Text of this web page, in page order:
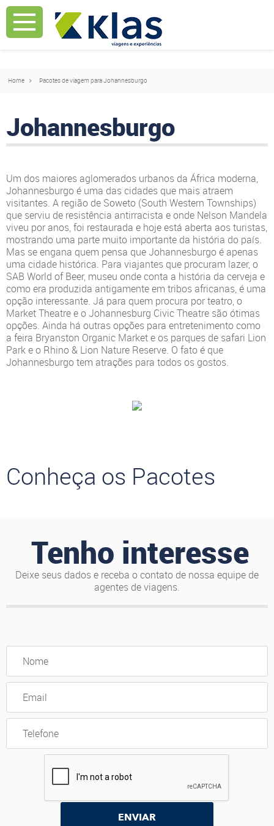
Mostrar Aviso
Home Pacotes de viagem para Johannesburgo
Johannesburgo
Um dos maiores aglomerados urbanos da África moderna,
Johannesburgo é uma das cidades que mais atraem
visitantes. A região de Soweto (South Western Townships)
que serviu de resistência antirracista e onde Nelson Mandela
viveu por anos, foi restaurada e hoje está aberta aos turistas,
mostrando uma parte muito importante da história do país.
Mas se engana quem pensa que Johannesburgo é apenas
uma cidade histórica. Para viajantes que procuram lazer, o
SAB World of Beer, museu onde conta a história da cerveja e
como era produzida antigamente em tribos africanas, é uma
opção interessante. Já para quem procura por teatro, o
Market Theatre e o Johannesburg Civic Theatre são ótimas
opções. Ainda há outras opções para entretenimento como
a feira Bryanston Organic Market e os parques de safari Lion
Park e o Rhino & Lion Nature Reserve. O fato é que
Johannesburgo tem atrações para todos os gostos.
Conheça os Pacotes
Tenho interesse
Deixe seus dados e receba o contato de nossa equipe de
agentes de viagens.
ENVIAR